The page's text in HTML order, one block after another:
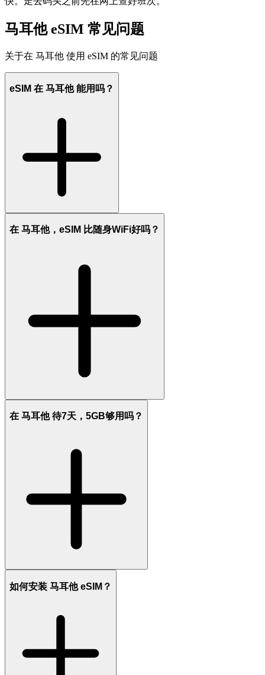
马耳他 eSIM 常见问题
关于在 马耳他 使用 eSIM 的常见问题
eSIM 在 马耳他 能用吗？
在 马耳他，eSIM 比随身WiFi好吗？
在 马耳他 待7天，5GB够用吗？
如何安装 马耳他 eSIM？